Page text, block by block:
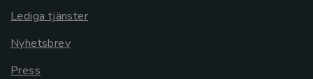
Lediga tjänster
Nyhetsbrev
Press